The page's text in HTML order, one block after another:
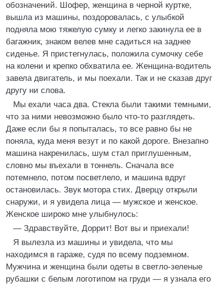
обозначений. Шофер, женщина в черной куртке,
вышла из машины, поздоровалась, с улыбкой
подняла мою тяжелую сумку и легко закинула ее в
багажник, знаком велев мне садиться на заднее
сиденье. Я пристегнулась, положила сумочку себе
на колени и крепко обхватила ее. Женщина-водитель
завела двигатель, и мы поехали. Так и не сказав друг
другу ни слова.
Мы ехали часа два. Стекла были такими темными,
что за ними невозможно было что-то разглядеть.
Даже если бы я попыталась, то все равно бы не
поняла, куда меня везут и по какой дороге. Внезапно
машина накренилась, шум стал приглушенным,
словно мы въехали в тоннель. Сначала все
потемнело, потом посветлело, и машина вдруг
остановилась. Звук мотора стих. Дверцу открыли
снаружи, и я увидела лица — мужское и женское.
Женское широко мне улыбнулось:
— Здравствуйте, Доррит! Вот вы и приехали!
Я вылезла из машины и увидела, что мы
находимся в гараже, судя по всему подземном.
Мужчина и женщина были одеты в светло-зеленые
рубашки с белым логотипом на груди — я узнала его